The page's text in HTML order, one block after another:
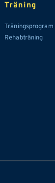
Träning
Träningsprogram
Rehabträning